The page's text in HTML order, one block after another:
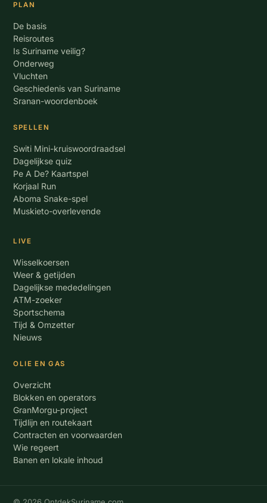
PLAN
De basis
Reisroutes
Is Suriname veilig?
Onderweg
Vluchten
Geschiedenis van Suriname
Sranan-woordenboek
SPELLEN
Switi Mini-kruiswoordraadsel
Dagelijkse quiz
Pe A De? Kaartspel
Korjaal Run
Aboma Snake-spel
Muskieto-overlevende
LIVE
Wisselkoersen
Weer & getijden
Dagelijkse mededelingen
ATM-zoeker
Sportschema
Tijd & Omzetter
Nieuws
OLIE EN GAS
Overzicht
Blokken en operators
GranMorgu-project
Tijdlijn en routekaart
Contracten en voorwaarden
Wie regeert
Banen en lokale inhoud